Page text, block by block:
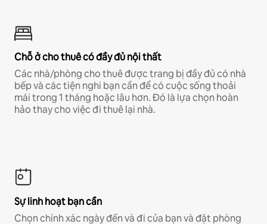
Chỗ ở cho thuê có đầy đủ nội thất
Các nhà/phòng cho thuê được trang bị đầy đủ có nhà
bếp và các tiện nghi bạn cần để có cuộc sống thoải
mái trong 1 tháng hoặc lâu hơn. Đó là lựa chọn hoàn
hảo thay cho việc đi thuê lại nhà.
Sự linh hoạt bạn cần
Chọn chính xác ngày đến và đi của bạn và đặt phòng